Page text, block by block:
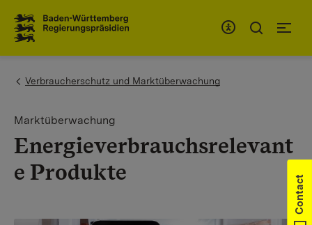
You are here:
Verbraucherschutz und Marktüberwachung
Marktüberwachung
Energieverbrauchsrelevant
e Produkte
Contact